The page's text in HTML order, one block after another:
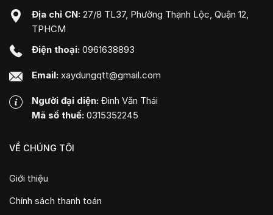
Địa chỉ CN: 27/8 TL37, Phường Thạnh Lộc, Quận 12,
TPHCM
Điện thoại: 0961638893
Email: xaydungqtt@gmail.com
Người đại diện: Đinh Văn Thái
Mã số thuế: 0315352245
VỀ CHÚNG TÔI
Giới thiệu
Chính sách thanh toán